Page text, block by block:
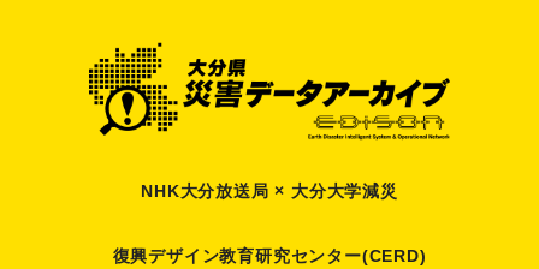
NHK大分放送局 × 大分大学減災
復興デザイン教育研究センター(CERD)